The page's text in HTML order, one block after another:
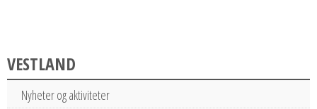
VESTLAND
Nyheter og aktiviteter